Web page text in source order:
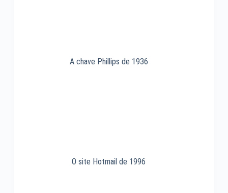
A chave Phillips de 1936
O site Hotmail de 1996